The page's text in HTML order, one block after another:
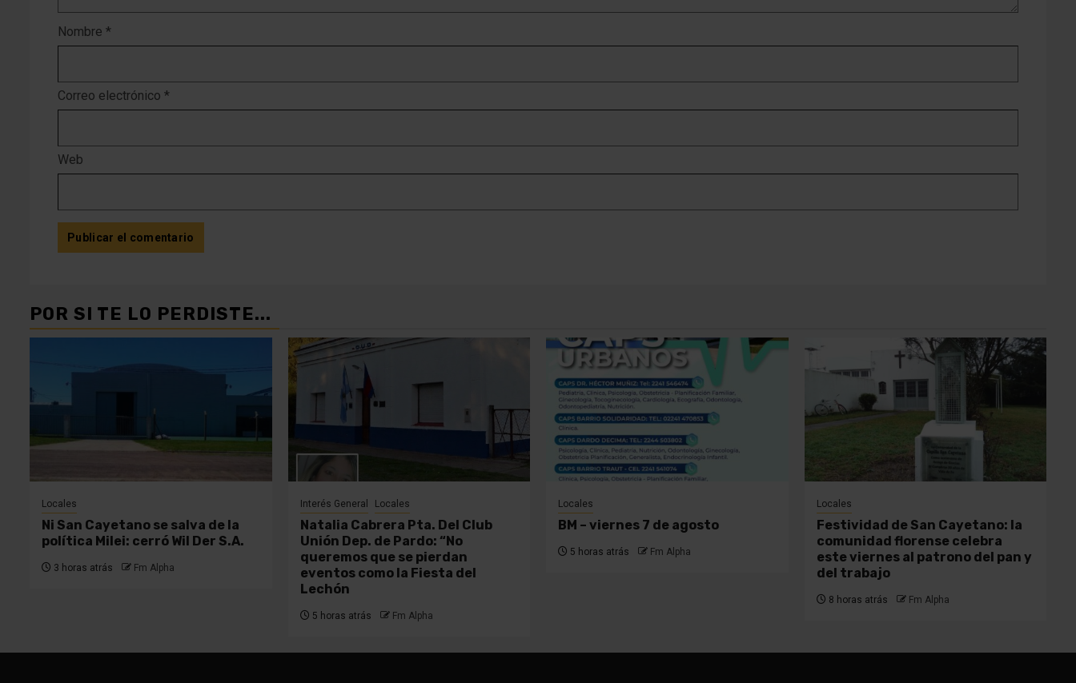
Nombre *
Correo electrónico *
Web
POR SI TE LO PERDISTE...
Locales
Ni San Cayetano se salva de la
política Milei: cerró Wil Der S.A.
3 horas atrás Fm Alpha
Interés General Locales
Natalia Cabrera Pta. Del Club
Unión Dep. de Pardo: “No
queremos que se pierdan
eventos como la Fiesta del
Lechón
5 horas atrás Fm Alpha
Locales
BM – viernes 7 de agosto
5 horas atrás Fm Alpha
Locales
Festividad de San Cayetano: la
comunidad florense celebra
este viernes al patrono del pan y
del trabajo
8 horas atrás Fm Alpha